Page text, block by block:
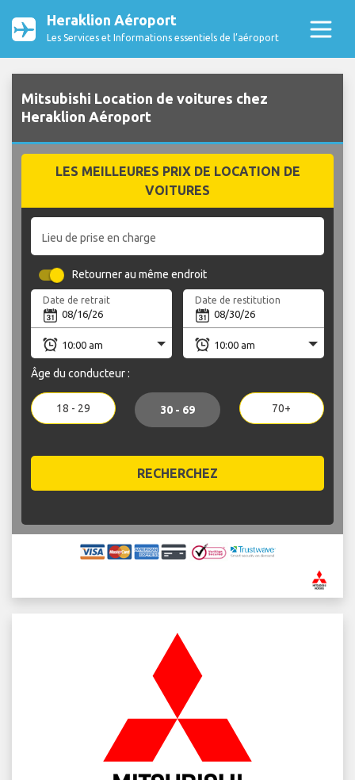
Heraklion Aéroport
Les Services et Informations essentiels de l’aéroport
Mitsubishi Location de voitures chez
Heraklion Aéroport
LES MEILLEURES PRIX DE LOCATION DE
VOITURES
Lieu de prise en charge
Retourner au même endroit
Date de retrait Date de restitution
Âge du conducteur :
18 - 29 30 - 69 70+
RECHERCHEZ